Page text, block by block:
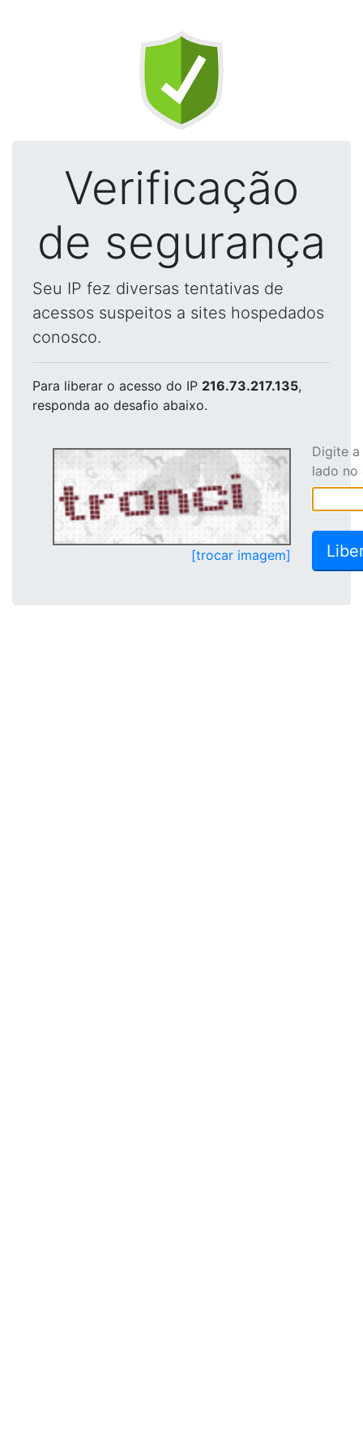
Verificação
de segurança
Seu IP fez diversas tentativas de
acessos suspeitos a sites hospedados
conosco.
Para liberar o acesso do IP 216.73.217.135,
responda ao desafio abaixo.
[trocar imagem]
Digite
lado no